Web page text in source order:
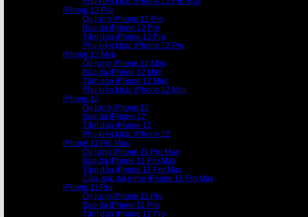
iPhone 12 Pro
Ốp lưng iPhone 12 Pro
Bao da iPhone 12 Pro
Tấm dán iPhone 12 Pro
Phụ kiện khác iPhone 12 Pro
iPhone 12 Mini
Ốp lưng iPhone 12 Mini
Bao da iPhone 12 Mini
Tấm dán iPhone 12 Mini
Phụ kiện khác iPhone 12 Mini
iPhone 12
Ốp lưng iPhone 12
Bao da iPhone 12
Tấm dán iPhone 12
Phụ kiện khác iPhone 12
iPhone 11 Pro Max
Ốp lưng iPhone 11 Pro Max
Bao da iPhone 11 Pro Max
Tấm dán iPhone 11 Pro Max
Cáp, sạc, tai nghe iPhone 11 Pro Max
iPhone 11 Pro
Ốp lưng iPhone 11 Pro
Bao da iPhone 11 Pro
Tấm dán iPhone 11 Pro